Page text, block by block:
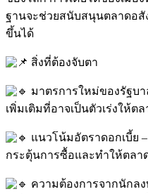
ฐานจะช่วยสนับสนุนตลาดอ
ขึ้นได้
สิ่งที่ต้องจับตา
มาตรการใหม่ของรัฐบ
เพิ่มเติมที่อาจเป็นตัวเร่งให้ต
แนวโน้มอัตราดอกเบี้ย
กระตุ้นการซื้อและทำให้ตล
ความต้องการจากนักล